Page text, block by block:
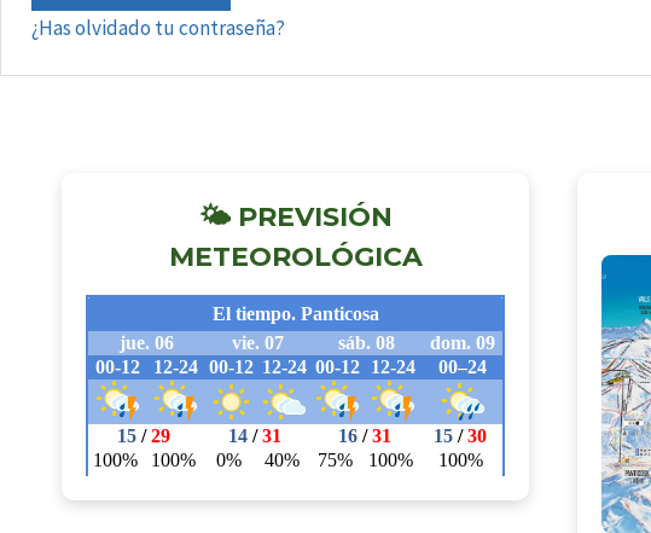
¿Has olvidado tu contraseña?
🌤 PREVISIÓN
METEOROLÓGICA